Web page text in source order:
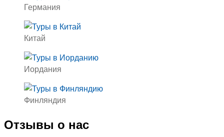
Германия
Китай
Иордания
Финляндия
Отзывы о нас